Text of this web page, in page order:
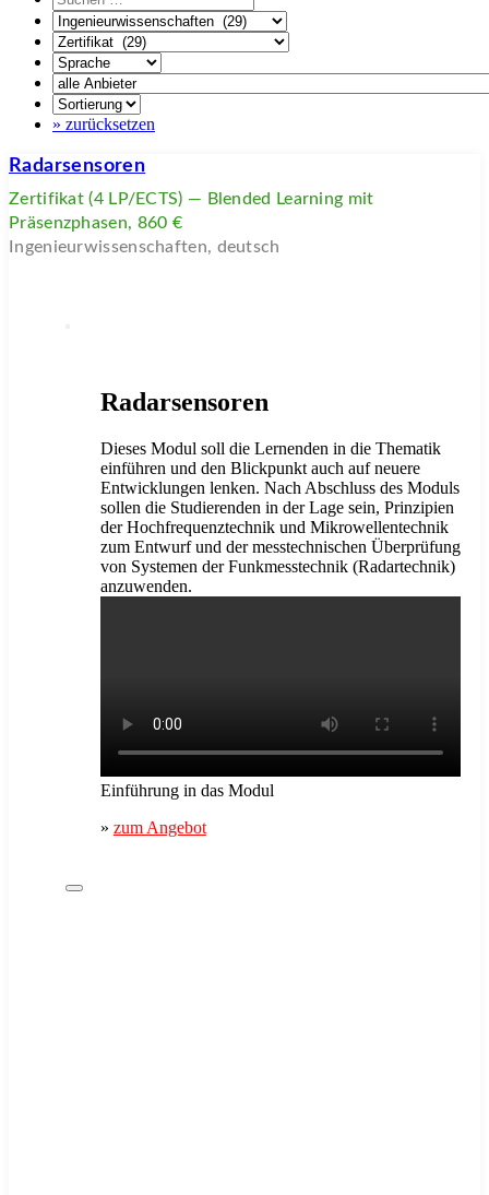
» zurücksetzen
Radarsensoren
Zertifikat (4 LP/ECTS) — Blended Learning mit
Präsenzphasen, 860 €
Ingenieurwissenschaften, deutsch
Radarsensoren
Dieses Modul soll die Lernenden in die Thematik
einführen und den Blickpunkt auch auf neuere
Entwicklungen lenken. Nach Abschluss des Moduls
sollen die Studierenden in der Lage sein, Prinzipien
der Hochfrequenztechnik und Mikrowellentechnik
zum Entwurf und der messtechnischen Überprüfung
von Systemen der Funkmesstechnik (Radartechnik)
anzuwenden.
Einführung in das Modul
» zum Angebot